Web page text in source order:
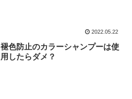
2022.05.22
褪色防止のカラーシャンプーは使
用したらダメ？